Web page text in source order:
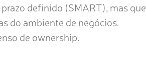
definido (SMART), mas que
do ambiente de negócios.
de ownership.